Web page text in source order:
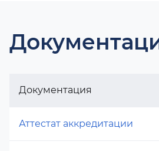
Документация
Аттестат аккредитации